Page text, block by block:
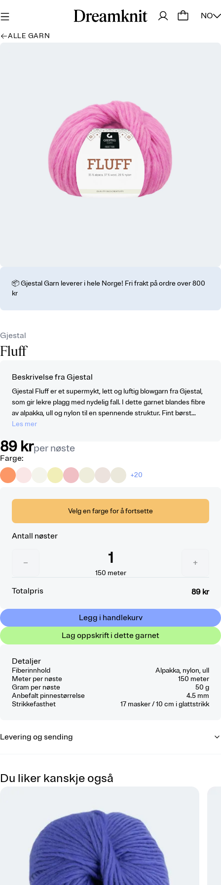
NO
ALLE GARN
📦 Gjestal Garn leverer i hele Norge! Fri frakt på ordre over 800
kr
Gjestal
Fluff
Beskrivelse fra Gjestal
Gjestal Fluff er et supermykt, lett og luftig blowgarn fra Gjestal,
som gir lekre plagg med nydelig fall. I dette garnet blandes fibre
av alpakka, ull og nylon til en spennende struktur. Fint børst...
Les mer
89 krper nøste
Farge:
+20
Velg en farge for å fortsette
Antall nøster
− 1
150 meter
+
Totalpris 89 kr
Legg i handlekurv
Lag oppskrift i dette garnet
Detaljer
Fiberinnhold
Alpakka, nylon, ull
Meter per nøste
150 meter
Gram per nøste
50 g
Anbefalt pinnestørrelse
4.5 mm
Strikkefasthet
17 masker / 10 cm i glattstrikk
Levering og sending
Du liker kanskje også